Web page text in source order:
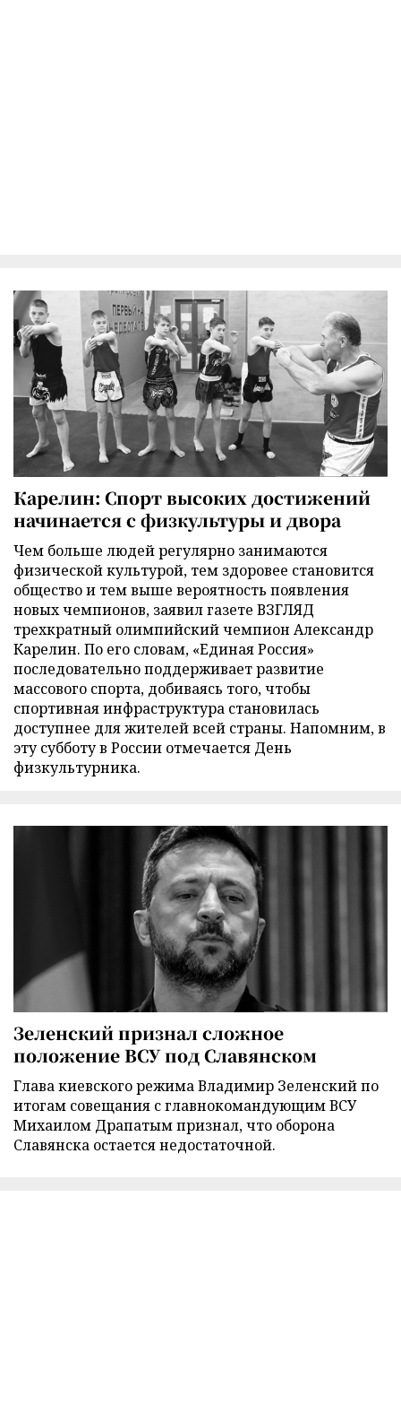
Карелин: Спорт высоких достижений
начинается с физкультуры и двора
Чем больше людей регулярно занимаются
физической культурой, тем здоровее становится
общество и тем выше вероятность появления
новых чемпионов, заявил газете ВЗГЛЯД
трехкратный олимпийский чемпион Александр
Карелин. По его словам, «Единая Россия»
последовательно поддерживает развитие
массового спорта, добиваясь того, чтобы
спортивная инфраструктура становилась
доступнее для жителей всей страны. Напомним, в
эту субботу в России отмечается День
физкультурника.
Зеленский признал сложное
положение ВСУ под Славянском
Глава киевского режима Владимир Зеленский по
итогам совещания с главнокомандующим ВСУ
Михаилом Драпатым признал, что оборона
Славянска остается недостаточной.